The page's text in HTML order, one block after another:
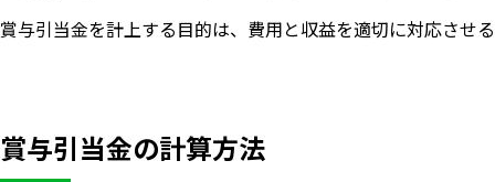
賞与引当金を計上する目的は、費用と収益を適切に対応させ
賞与引当金の計算方法